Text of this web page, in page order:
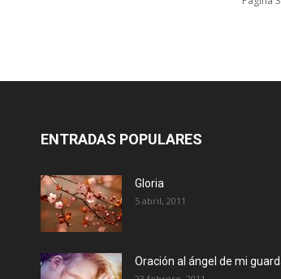
ENTRADAS POPULARES
Gloria
5 abril, 2011
Oración al ángel de mi